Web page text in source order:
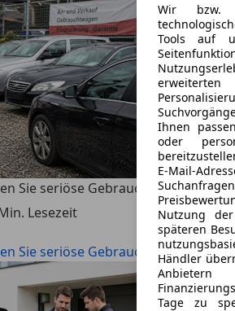
Wir bzw.
Tools auf
Ihnen
oder
E-Mail-
Nutzung
späteren
Händler
Tage zu
Sie seriöse
Lesezeit
Sie seriöse